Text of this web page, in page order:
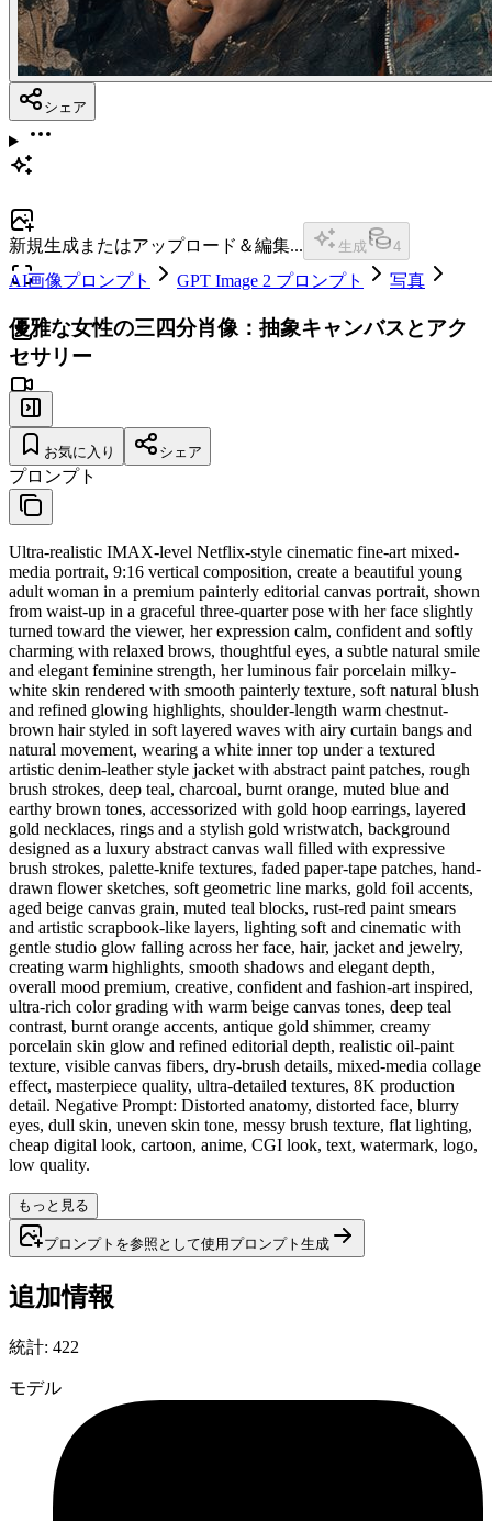
シェア
新規生成またはアップロード＆編集... 生成 4
AI画像プロンプト GPT Image 2 プロンプト 写真
優雅な女性の三四分肖像：抽象キャンバスとアク
セサリー
お気に入り シェア
プロンプト
Ultra-realistic IMAX-level Netflix-style cinematic fine-art mixed-
media portrait, 9:16 vertical composition, create a beautiful young
adult woman in a premium painterly editorial canvas portrait, shown
from waist-up in a graceful three-quarter pose with her face slightly
turned toward the viewer, her expression calm, confident and softly
charming with relaxed brows, thoughtful eyes, a subtle natural smile
and elegant feminine strength, her luminous fair porcelain milky-
white skin rendered with smooth painterly texture, soft natural blush
and refined glowing highlights, shoulder-length warm chestnut-
brown hair styled in soft layered waves with airy curtain bangs and
natural movement, wearing a white inner top under a textured
artistic denim-leather style jacket with abstract paint patches, rough
brush strokes, deep teal, charcoal, burnt orange, muted blue and
earthy brown tones, accessorized with gold hoop earrings, layered
gold necklaces, rings and a stylish gold wristwatch, background
designed as a luxury abstract canvas wall filled with expressive
brush strokes, palette-knife textures, faded paper-tape patches, hand-
drawn flower sketches, soft geometric line marks, gold foil accents,
aged beige canvas grain, muted teal blocks, rust-red paint smears
and artistic scrapbook-like layers, lighting soft and cinematic with
gentle studio glow falling across her face, hair, jacket and jewelry,
creating warm highlights, smooth shadows and elegant depth,
overall mood premium, creative, confident and fashion-art inspired,
ultra-rich color grading with warm beige canvas tones, deep teal
contrast, burnt orange accents, antique gold shimmer, creamy
porcelain skin glow and refined editorial depth, realistic oil-paint
texture, visible canvas fibers, dry-brush details, mixed-media collage
effect, masterpiece quality, ultra-detailed textures, 8K production
detail. Negative Prompt: Distorted anatomy, distorted face, blurry
eyes, dull skin, uneven skin tone, messy brush texture, flat lighting,
cheap digital look, cartoon, anime, CGI look, text, watermark, logo,
low quality.
もっと見る
プロンプトを参照として使用 プロンプト 生成
追加情報
統計: 422
モデル